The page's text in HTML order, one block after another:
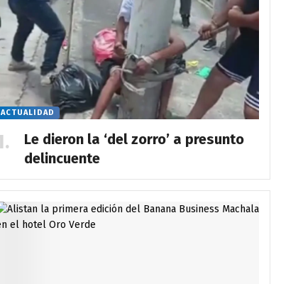
ACTUALIDAD
Le dieron la ‘del zorro’ a presunto
delincuente